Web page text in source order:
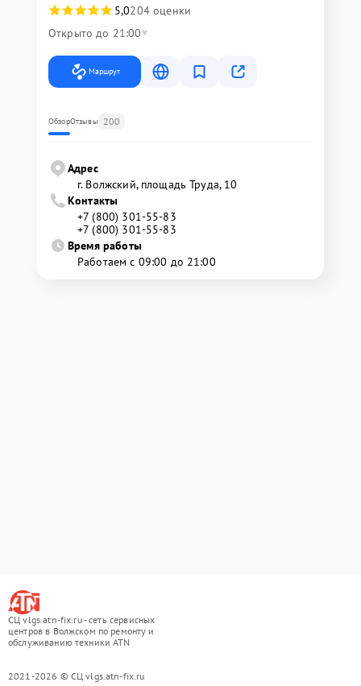
5,0204 оценки
Открыто до 21:00
Маршрут
ОбзорОтзывы 200
Адрес
г. Волжский, площадь Труда, 10
Контакты
+7 (800) 301-55-83
+7 (800) 301-55-83
Время работы
Работаем с 09:00 до 21:00
СЦ vlgs.atn-fix.ru - сеть сервисных
центров в Волжском по ремонту и
обслуживанию техники ATN
2021-2026 © СЦ vlgs.atn-fix.ru